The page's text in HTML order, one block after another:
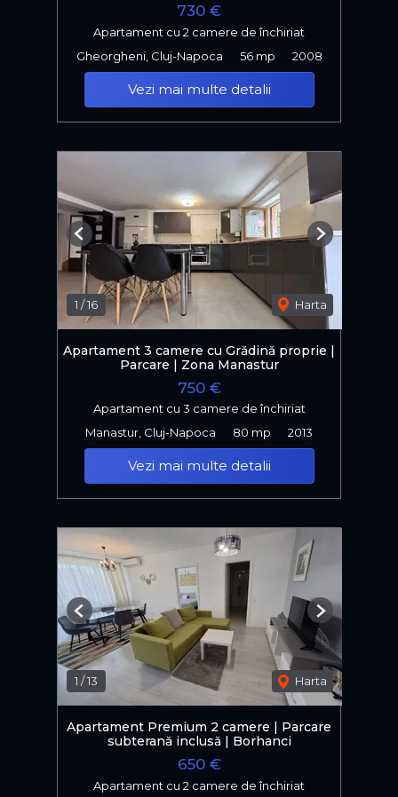
730 €
Apartament cu 2 camere de închiriat
Gheorgheni, Cluj-Napoca
56 mp 2008
Vezi mai multe detalii
1 /16 Harta
Previous Next
Apartament 3 camere cu Grădină proprie |
Parcare | Zona Manastur
750 €
Apartament cu 3 camere de închiriat
Manastur, Cluj-Napoca
80 mp 2013
Vezi mai multe detalii
1 /13 Harta
Previous Next
Apartament Premium 2 camere | Parcare
subterană inclusă | Borhanci
650 €
Apartament cu 2 camere de închiriat